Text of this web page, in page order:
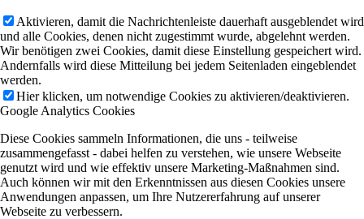
Aktivieren, damit die Nachrichtenleiste dauerhaft ausgeblendet wird
und alle Cookies, denen nicht zugestimmt wurde, abgelehnt werden.
Wir benötigen zwei Cookies, damit diese Einstellung gespeichert wird.
Andernfalls wird diese Mitteilung bei jedem Seitenladen eingeblendet
werden.
Hier klicken, um notwendige Cookies zu aktivieren/deaktivieren.
Google Analytics Cookies
Diese Cookies sammeln Informationen, die uns - teilweise
zusammengefasst - dabei helfen zu verstehen, wie unsere Webseite
genutzt wird und wie effektiv unsere Marketing-Maßnahmen sind.
Auch können wir mit den Erkenntnissen aus diesen Cookies unsere
Anwendungen anpassen, um Ihre Nutzererfahrung auf unserer
Webseite zu verbessern.